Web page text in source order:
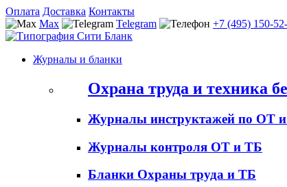
Оплата Доставка Контакты
Max
Telegram +7 (495) 150-
Журналы и бланки
Охрана труда и техника
Журналы инструктажей по ОТ
Журналы контроля ОТ и ТБ
Бланки Охраны труда и ТБ